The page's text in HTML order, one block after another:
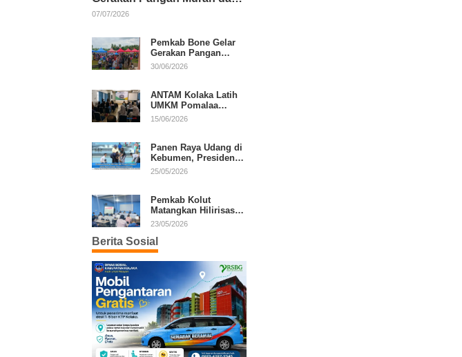
Salurkan Pupuk Organik
07/07/2026
Pemkab Bone Gelar
Gerakan Pangan
Murah, Warga Serbu
30/06/2026
ANTAM Kolaka Latih
UMKM Pomalaa
Kembangkan Produk
15/06/2026
Panen Raya Udang di
Kebumen, Presiden
Prabowo Tekankan
25/05/2026
Pemkab Kolut
Matangkan Hilirisasi
Kakao dan Kelapa,
Daerah
23/05/2026
Berita Sosial